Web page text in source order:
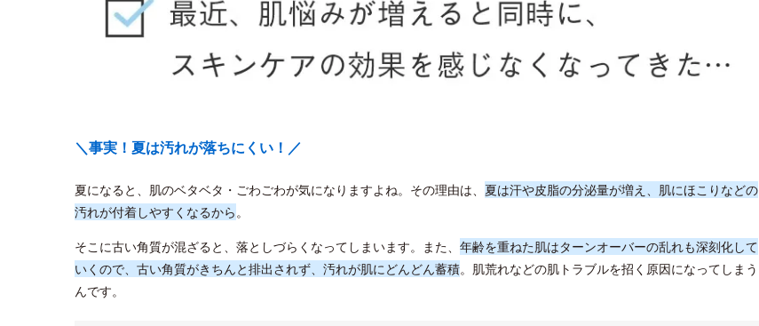
＼事実！夏は汚れが落ちにくい！／
夏になると、肌のベタベタ・ごわごわが気になりますよね。その理由は、 夏は汗や皮脂の分泌量が増え、肌にほこりなどの
汚れが付着しやすくなるから 。
そこに古い角質が混ざると、落としづらくなってしまいます。また、 年齢を重ねた肌はターンオーバーの乱れも深刻化して
いくので、古い角質がきちんと排出されず、汚れが肌にどんどん蓄積。肌荒れなどの肌トラブルを招く原因になってしまう
んです。